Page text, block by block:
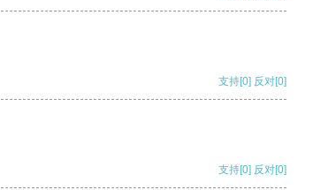
支持[0] 反对[0]
支持[0] 反对[0]